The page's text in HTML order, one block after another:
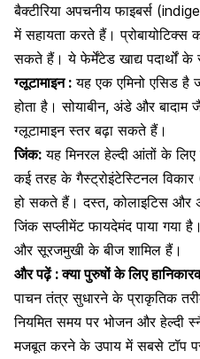
बैक्टीरिया अपचनीय फाइबर्स
में सहायता करते हैं।
सकते हैं। ये फेर्मेंटेड खाद्य पदार्थों के
ग्लूटामाइन : यह एक एमिनो एसिड है
होता है। सोयाबीन, अंडे और बादाम
ग्लूटामाइन स्तर बढ़ा सकते हैं।
जिंक: यह मिनरल हेल्दी आंतों के लिए
कई तरह केगैस्ट्रोइंटेस्टिनल
हो सकते हैं। दस्त, कोलाइटिस और
जिंक सप्लीमेंट फायदेमंद पाया गया
और सूरजमुखी के बीज शामिल हैं।
और पढ़ें :क्या पुरुषों के लिए
पाचन तंत्र सुधारने के प्राकृतिक
नियमित समय पर भोजन और
मजबूत करने के उपाय में सबसे टॉप